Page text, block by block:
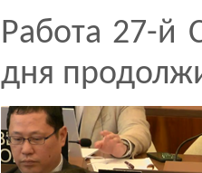
Работа 27-й
дня